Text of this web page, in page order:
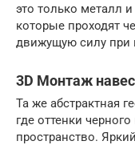
это только металл
которые проходят
движущую силу при
3D Монтаж
Та же абстрактная
где оттенки
пространство.